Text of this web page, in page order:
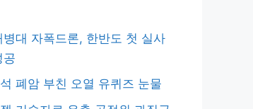
병대 자폭드론, 한반도 첫 실사
공
폐암 부친 오열 유퀴즈 눈물